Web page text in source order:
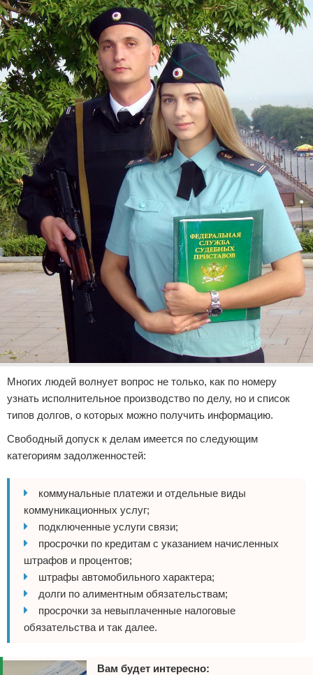
Многих людей волнует вопрос не только, как по номеру
узнать исполнительное производство по делу, но и список
типов долгов, о которых можно получить информацию.
Свободный допуск к делам имеется по следующим
категориям задолженностей:
коммунальные платежи и отдельные виды
коммуникационных услуг;
подключенные услуги связи;
просрочки по кредитам с указанием начисленных
штрафов и процентов;
штрафы автомобильного характера;
долги по алиментным обязательствам;
просрочки за невыплаченные налоговые
обязательства и так далее.
Вам будет интересно: